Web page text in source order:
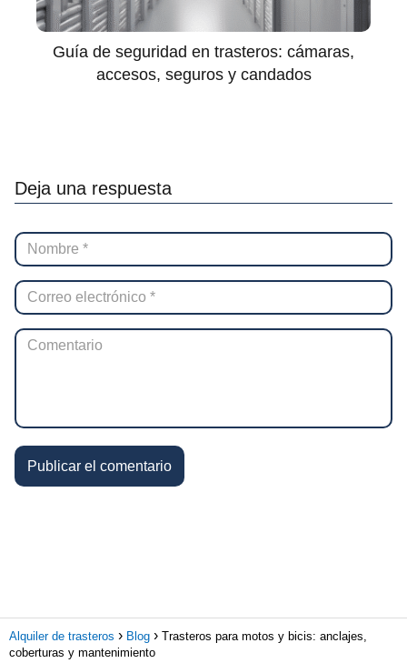
Guía de seguridad en trasteros: cámaras,
accesos, seguros y candados
Deja una respuesta
Alquiler de trasteros Blog
Trasteros para motos y bicis: anclajes,
coberturas y mantenimiento